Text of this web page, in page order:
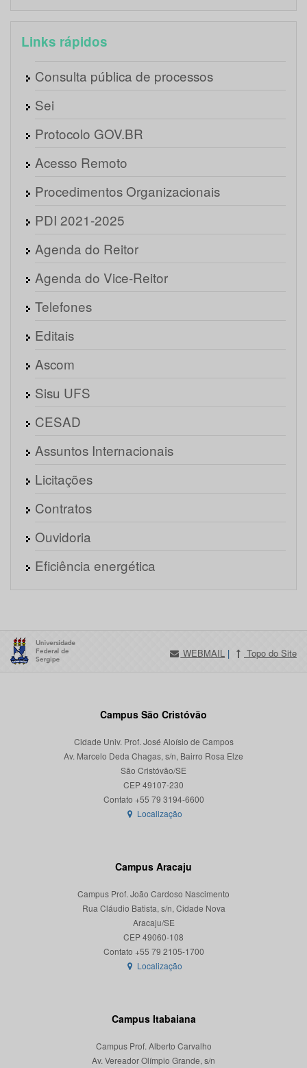
Links rápidos
Consulta pública de processos
Sei
Protocolo GOV.BR
Acesso Remoto
Procedimentos Organizacionais
PDI 2021-2025
Agenda do Reitor
Agenda do Vice-Reitor
Telefones
Editais
Ascom
Sisu UFS
CESAD
Assuntos Internacionais
Licitações
Contratos
Ouvidoria
Eficiência energética
WEBMAIL | Topo do Site
Campus São Cristóvão
Cidade Univ. Prof. José Aloísio de Campos
Av. Marcelo Deda Chagas, s/n, Bairro Rosa Elze
São Cristóvão/SE
CEP 49107-230
Localização
Campus Aracaju
Campus Prof. João Cardoso Nascimento
Rua Cláudio Batista, s/n, Cidade Nova
Aracaju/SE
CEP 49060-108
Localização
Campus Itabaiana
Campus Prof. Alberto Carvalho
Av. Vereador Olímpio Grande, s/n